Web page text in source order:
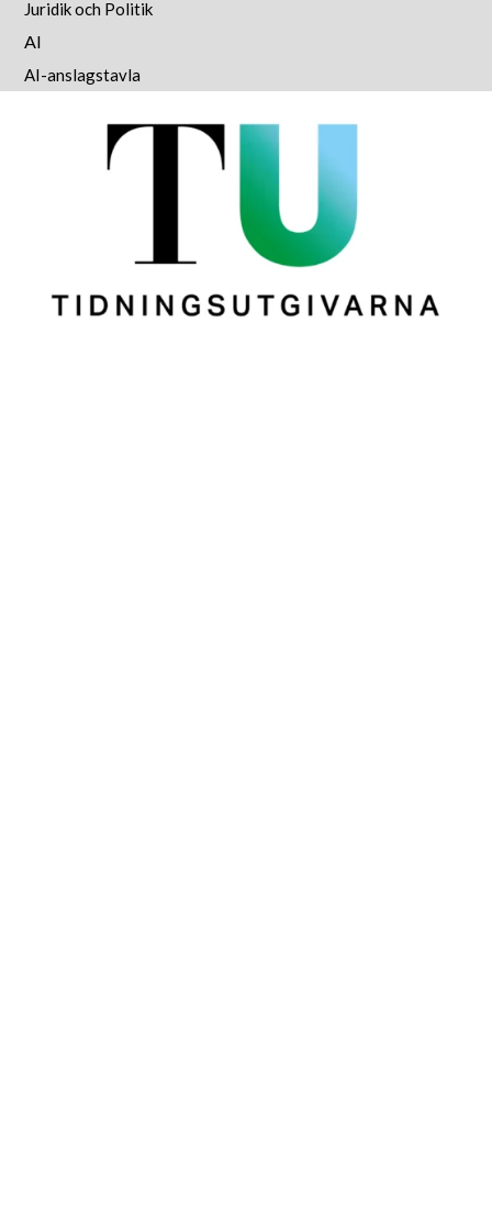
Juridik och Politik
AI
AI-anslagstavla